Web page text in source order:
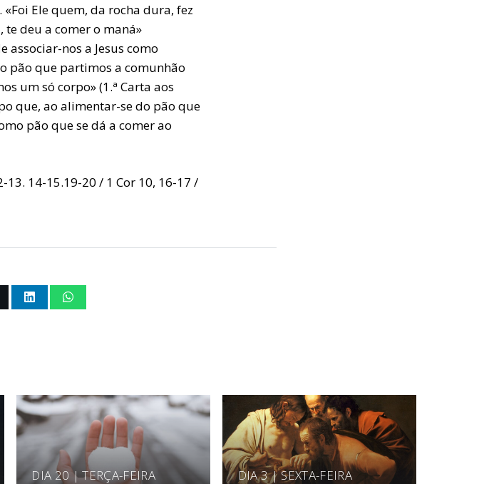
Ele quem, da rocha dura, fez
te deu a comer o maná»
associar-nos a Jesus como
pão que partimos a comunhão
um só corpo» (1.ª Carta aos
que, ao alimentar-se do pão que
pão que se dá a comer ao
13. 14-15.19-20 / 1 Cor 10, 16-17 /
DIA 20 | TERÇA-FEIRA DIA 3 | SEXTA-FEIRA